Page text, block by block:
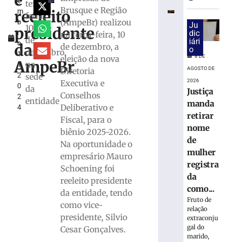
m
b
r
o
1
1,
2
0
2
4
reeleito
presidente
da
AmpeBr
terça-
feira,
10
de
dezembro,
na
sede
da
entidade
Brusque e Região
(AmpeBr) realizou
na terça-feira, 10
de dezembro, a
eleição da nova
Diretoria
Executiva e
Conselhos
Deliberativo e
Fiscal, para o
biênio 2025-2026.
Na oportunidade o
empresário Mauro
Schoening foi
reeleito presidente
da entidade, tendo
como vice-
presidente, Silvio
Cesar Gonçalves.
para
monitorar
eleições
agosto
mais
TRE-
realiza
distribuição
18.860
urnas
Ju
dic
iári
o
8 DE
AGOSTO DE
2026
Justiça
manda
retirar
nome
de
mulher
registra
da
como...
Fruto de
relação
extraconju
gal do
marido,